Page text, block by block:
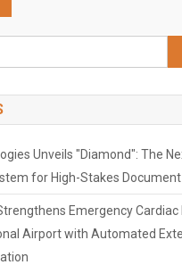
Unveils "Diamond": The
for High-Stakes
Emergency
Airport with Automated